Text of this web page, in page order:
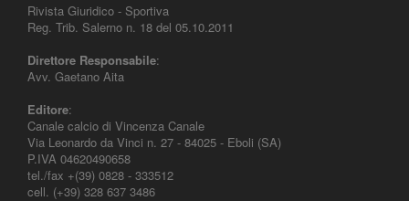
Rivista Giuridico - Sportiva
Reg. Trib. Salerno n. 18 del 05.10.2011
Direttore Responsabile:
Avv. Gaetano Aita
Editore:
Canale calcio di Vincenza Canale
Via Leonardo da Vinci n. 27 - 84025 - Eboli (SA)
P.IVA 04620490658
tel./fax +(39) 0828 - 333512
cell. (+39) 328 637 3486